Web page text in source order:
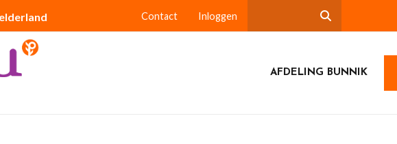
Contact Inloggen
AFDELING BUNNIK